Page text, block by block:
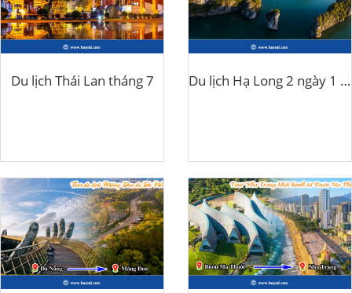
Du lịch Thái Lan tháng 7 Du lịch Hạ Long 2 ngày 1 đêm tự túc